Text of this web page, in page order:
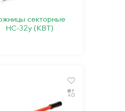
секторные
НС-32у (КВТ)